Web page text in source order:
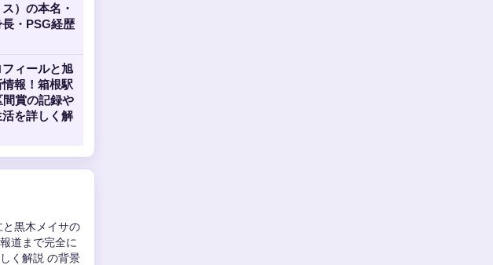
）の本名・
・PSG経歴
ィールと旭
報！箱根駅
賞の記録や
を詳しく解
説！DEENボー
としての
、叙々苑カッ